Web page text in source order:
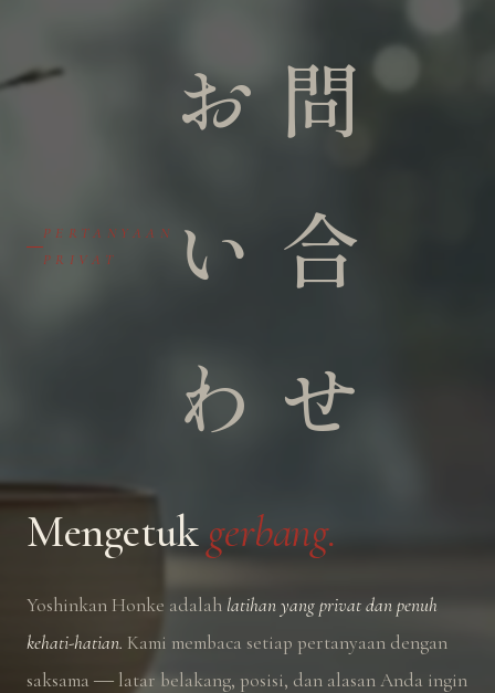
問
PERTANYAAN
PRIVAT
お問
い合
わせ
Mengetuk gerbang.
Yoshinkan Honke adalah latihan yang privat dan penuh
kehati-hatian. Kami membaca setiap pertanyaan dengan
saksama ― latar belakang, posisi, dan alasan Anda ingin